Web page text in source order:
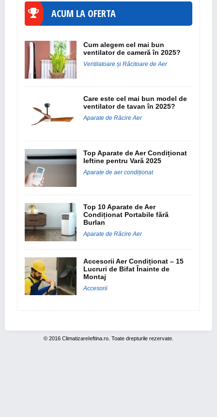
ACUM LA OFERTA
Cum alegem cel mai bun
ventilator de cameră în 2025?
Ventilatoare și Răcitoare de Aer
Care este cel mai bun model de
ventilator de tavan în 2025?
Aparate de Răcire Aer
Top Aparate de Aer Condiționat
Ieftine pentru Vară 2025
Aparate de aer condiționat
Top 10 Aparate de Aer
Condiționat Portabile fără
Burlan
Aparate de Răcire Aer
Accesorii Aer Condiționat – 15
Lucruri de Bifat Înainte de
Montaj
Accesorii
© 2016 ClimatizareIeftina.ro. Toate drepturile rezervate.